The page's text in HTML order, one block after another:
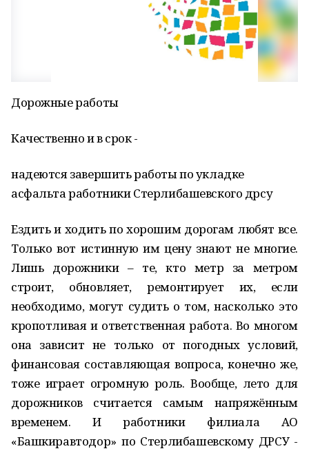
Дорожные работы
Качественно и в срок -
надеются завершить работы по укладке
асфальта работники Стерлибашевского дрсу
Ездить и ходить по хорошим дорогам любят все.
Только вот истинную им цену знают не многие.
Лишь дорожники – те, кто метр за метром
строит, обновляет, ремонтирует их, если
необходимо, могут судить о том, насколько это
кропотливая и ответственная работа. Во многом
она зависит не только от погодных условий,
финансовая составляющая вопроса, конечно же,
тоже играет огромную роль. Вообще, лето для
дорожников считается самым напряжённым
временем. И работники филиала АО
«Башкиравтодор» по Стерлибашевскому ДРСУ -